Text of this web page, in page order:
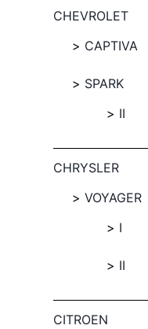
CHEVROLET
CAPTIVA
SPARK
II
CHRYSLER
VOYAGER
I
II
CITROEN